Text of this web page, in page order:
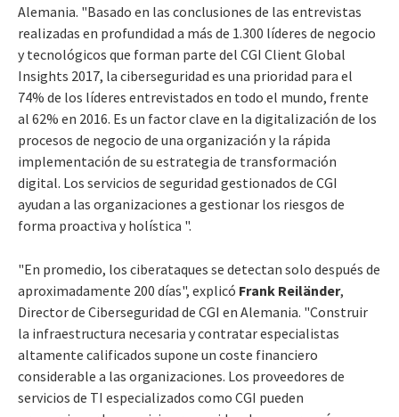
Alemania. "Basado en las conclusiones de las entrevistas
realizadas en profundidad a más de 1.300 líderes de negocio
y tecnológicos que forman parte del CGI Client Global
Insights 2017, la ciberseguridad es una prioridad para el
74% de los líderes entrevistados en todo el mundo, frente
al 62% en 2016. Es un factor clave en la digitalización de los
procesos de negocio de una organización y la rápida
implementación de su estrategia de transformación
digital. Los servicios de seguridad gestionados de CGI
ayudan a las organizaciones a gestionar los riesgos de
forma proactiva y holística ".
"En promedio, los ciberataques se detectan solo después de
aproximadamente 200 días", explicó Frank Reiländer,
Director de Ciberseguridad de CGI en Alemania. "Construir
la infraestructura necesaria y contratar especialistas
altamente calificados supone un coste financiero
considerable a las organizaciones. Los proveedores de
servicios de TI especializados como CGI pueden